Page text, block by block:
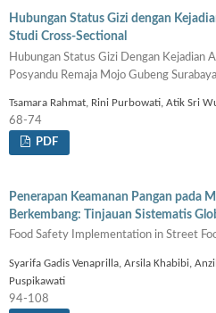
Hubungan Status Gizi dengan
Studi Cross-Sectional
Hubungan Status Gizi Dengan Kejadian
Posyandu Remaja Mojo Gubeng Surabaya
Tsamara Rahmat, Rini Purbowati, Atik Sri
68-74
PDF
Penerapan Keamanan Pangan pada
Berkembang: Tinjauan Sistematis
Food Safety Implementation in Street
Syarifa Gadis Venaprilla, Arsila Khabibi,
Puspikawati
94-108